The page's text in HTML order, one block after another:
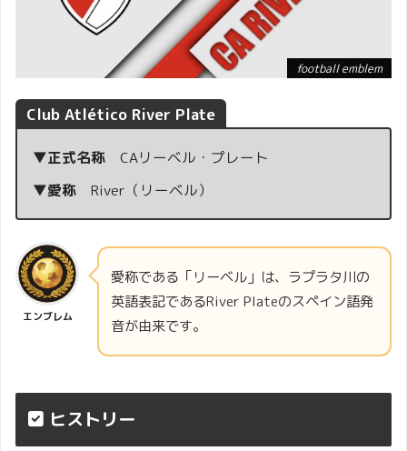
football emblem
Club Atlético River Plate
▼正式名称 CAリーベル・プレート
▼愛称 River（リーベル）
エンブレム
愛称である「リーベル」は、ラプラタ川の
英語表記であるRiver Plateのスペイン語発
音が由来です。
ヒストリー